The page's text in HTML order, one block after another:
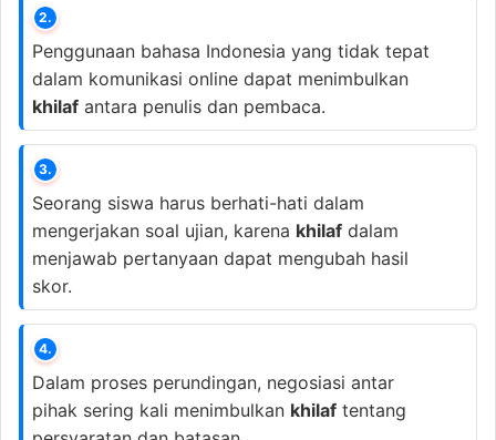
2.
Penggunaan bahasa Indonesia yang tidak tepat
dalam komunikasi online dapat menimbulkan
khilaf antara penulis dan pembaca.
3.
Seorang siswa harus berhati-hati dalam
mengerjakan soal ujian, karena khilaf dalam
menjawab pertanyaan dapat mengubah hasil
skor.
4.
Dalam proses perundingan, negosiasi antar
pihak sering kali menimbulkan khilaf tentang